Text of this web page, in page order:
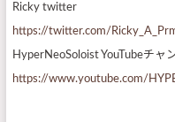
Ricky twitter
https://twitter.com/
HyperNeoSoloist YouTubeチャ
https://www.youtube.com/